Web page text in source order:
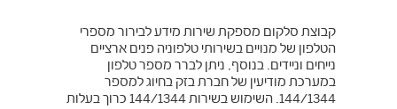
קבוצת סלקום מספקת שירות מידע לבירור מספרי
הטלפון של מנויים בשירותי טלפוניה פנים ארציים
נייחים וניידים. בנוסף, ניתן לברר מספר טלפון
במערכת מודיעין של חברת בזק בחיוג למספר
144/1344. השימוש בשירות 144/1344 כרוך בעלות